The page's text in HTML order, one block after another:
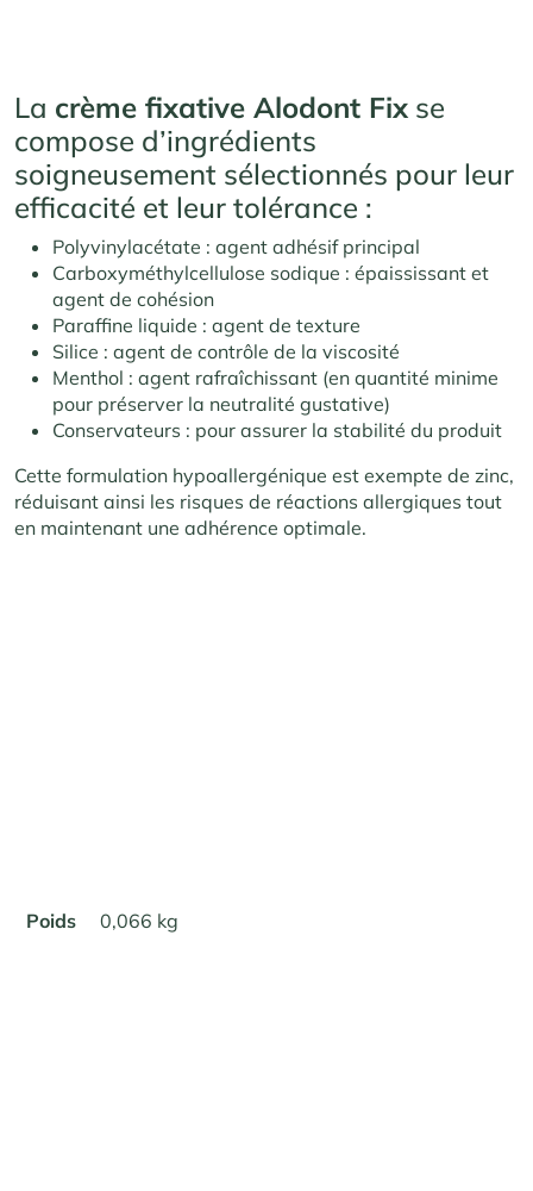
La crème fixative Alodont Fix se
compose d’ingrédients
soigneusement sélectionnés pour leur
efficacité et leur tolérance :
Polyvinylacétate : agent adhésif principal
Carboxyméthylcellulose sodique : épaississant et
agent de cohésion
Paraffine liquide : agent de texture
Silice : agent de contrôle de la viscosité
Menthol : agent rafraîchissant (en quantité minime
pour préserver la neutralité gustative)
Conservateurs : pour assurer la stabilité du produit
Cette formulation hypoallergénique est exempte de zinc,
réduisant ainsi les risques de réactions allergiques tout
en maintenant une adhérence optimale.
Poids 0,066 kg